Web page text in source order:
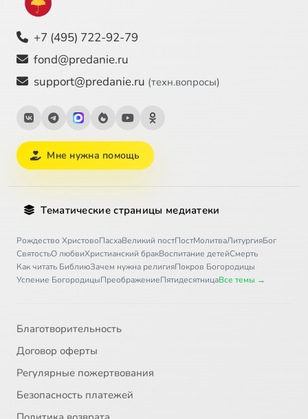
+7 (495) 722-92-79
fond@predanie.ru
support@predanie.ru (техн.вопросы)
Мне нужна помощь
Тематические страницы медиатеки
Рождество ХристовоПасхаВеликий постПостМолитваЛитургияБог
СвятостьО любвиХристианский бракВоспитание детейСмерть
Как читать БиблиюЗачем нужна религияПокров Богородицы
Успение БогородицыПреображениеПятидесятницаВсе темы →
Благотворительность
Договор оферты
Регулярные пожертвования
Безопасность платежей